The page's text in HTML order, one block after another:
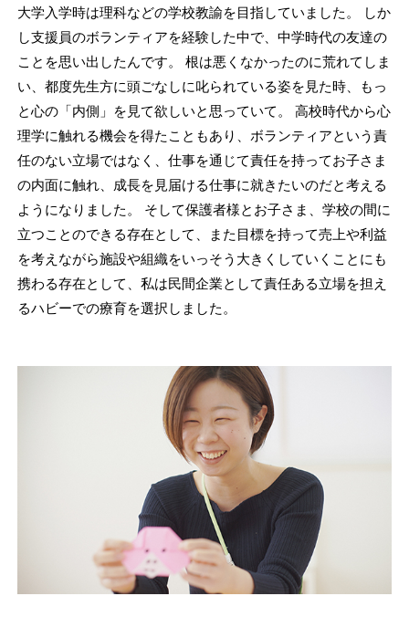
大学入学時は理科などの学校教諭を目指していました。 しか
し支援員のボランティアを経験した中で、中学時代の友達の
ことを思い出したんです。 根は悪くなかったのに荒れてしま
い、都度先生方に頭ごなしに叱られている姿を見た時、もっ
と心の「内側」を見て欲しいと思っていて。 高校時代から心
理学に触れる機会を得たこともあり、ボランティアという責
任のない立場ではなく、仕事を通じて責任を持ってお子さま
の内面に触れ、成長を見届ける仕事に就きたいのだと考える
ようになりました。 そして保護者様とお子さま、学校の間に
立つことのできる存在として、また目標を持って売上や利益
を考えながら施設や組織をいっそう大きくしていくことにも
携わる存在として、私は民間企業として責任ある立場を担え
るハビーでの療育を選択しました。